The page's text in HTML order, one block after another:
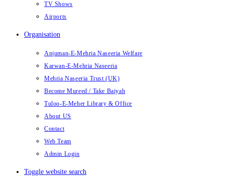
TV Shows
Airports
Organisation
Anjuman-E-Mehria Naseeria Welfare
Karwan-E-Mehria Naseeria
Mehria Naseeria Trust (UK)
Become Mureed / Take Baiyah
Tuloo-E-Meher Library & Office
About US
Contact
Web Team
Admin Login
Toggle website search